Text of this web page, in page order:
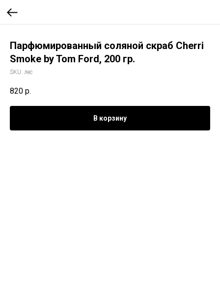
Парфюмированный соляной скраб Cherri
Smoke by Tom Ford, 200 гр.
SKU: лес
820 р.
В корзину